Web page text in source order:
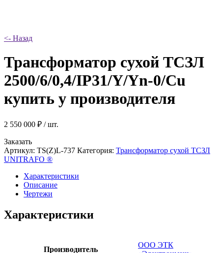
<- Назад
Трансформатор сухой ТСЗЛ
2500/6/0,4/IP31/Y/Yn-0/Cu
купить у производителя
2 550 000 ₽ / шт.
Заказать
Артикул: TS(Z)L-737 Категория: Трансформатор сухой ТСЗЛ
UNITRAFO ®
Характеристики
Описание
Чертежи
Характеристики
Производитель
ООО ЭТК